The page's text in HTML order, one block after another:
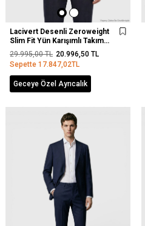
Lacivert Desenli Zeroweight
Slim Fit Yün Karışımlı Takım
Elbise
29.995,00TL 20.996,50 TL
Sepette 17.847,02TL
Geceye Özel Ayrıcalık